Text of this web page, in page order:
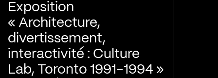
Exposition
« Architecture,
divertissement,
interactivité : Culture
Lab, Toronto 1991-1994 »